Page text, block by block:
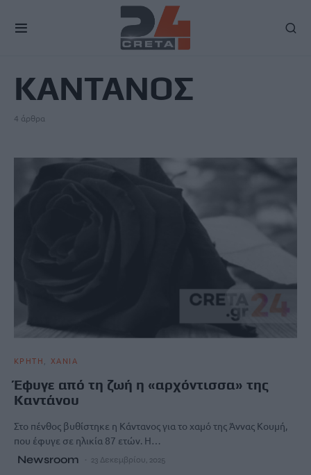
ΚΑΝΤΑΝΟΣ
4 άρθρα
ΚΡΗΤΗ ΧΑΝΙΑ
Έφυγε από τη ζωή η «αρχόντισσα» της
Καντάνου
Στο πένθος βυθίστηκε η Κάντανος για το χαμό της Άννας Κουμή,
που έφυγε σε ηλικία 87 ετών. Η…
Newsroom 23 Δεκεμβρίου, 2025